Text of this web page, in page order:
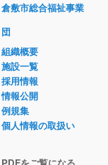
倉敷市総合福祉事業
団
組織概要
施設一覧
採用情報
情報公開
例規集
個人情報の取扱い